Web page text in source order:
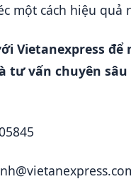
một cách hiệu quả
Vietanexpress để
tư vấn chuyên sâu